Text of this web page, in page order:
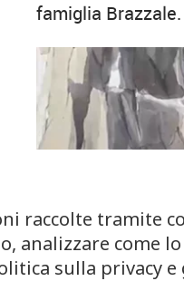
famiglia Brazzale.
raccolte tramite
analizzare come
sulla privacy e